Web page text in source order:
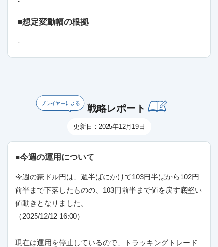
■想定変動幅の根拠
-
戦略レポート
更新日：2025年12月19日
■今週の運用について
今週の豪ドル円は、週半ばにかけて103円半ばから102円
前半まで下落したものの、103円前半まで値を戻す底堅い
値動きとなりました。
（2025/12/12 16:00）
現在は運用を停止しているので、トラッキングトレード